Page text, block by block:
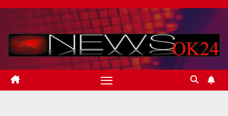
Skip
content